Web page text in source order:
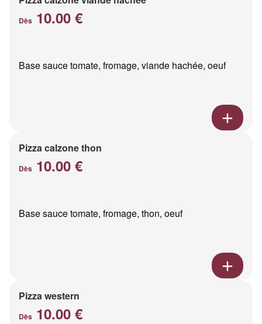
Dès 10.00 €
Base sauce tomate, fromage, viande hachée, oeuf
Pizza calzone thon
Dès 10.00 €
Base sauce tomate, fromage, thon, oeuf
Pizza western
Dès 10.00 €